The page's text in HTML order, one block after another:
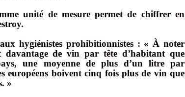
unité de mesure permet de chiffrer en
hygiénistes prohibitionnistes : « À noter
davantage de vin par tête d’habitant que
une moyenne de plus d’un litre par
européens boivent cinq fois plus de vin que
»